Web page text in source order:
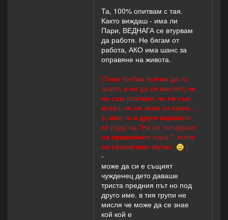
Та, 100% опитвам с тая.
Както виждаш - има ли
Пари, ВЕДНАГА се втурвам
да работя. Не бягам от
работа, АКО има шанс за
оправяне на живота.
(Това трябва всички да го
знаят, а не да си мислят, че
не съм опитвал, че не съм
искал, че не знам си какво...
е, има ги и други варианти
от рода на "Не си попаднал
на правилните хора.", които
по-приемливо звучат.
)
-
може да си е същият
чужденец дето даваше
триста предния път но под
друго име. в тия групи не
мисля че може да се знае
кой кой е